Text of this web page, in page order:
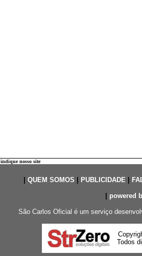
indique nosso site
QUEM SOMOS PUBLICIDADE|
powered
São Carlos Oficial é um serviço
Todos